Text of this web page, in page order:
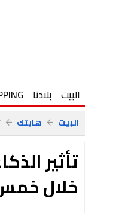
البيت بلادنا
البيت arrow_back هايتك arrow_back
تأثير
خلال